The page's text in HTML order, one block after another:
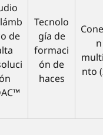
de
Tecnolo
gía de
formaci
ón de
haces
n
nto